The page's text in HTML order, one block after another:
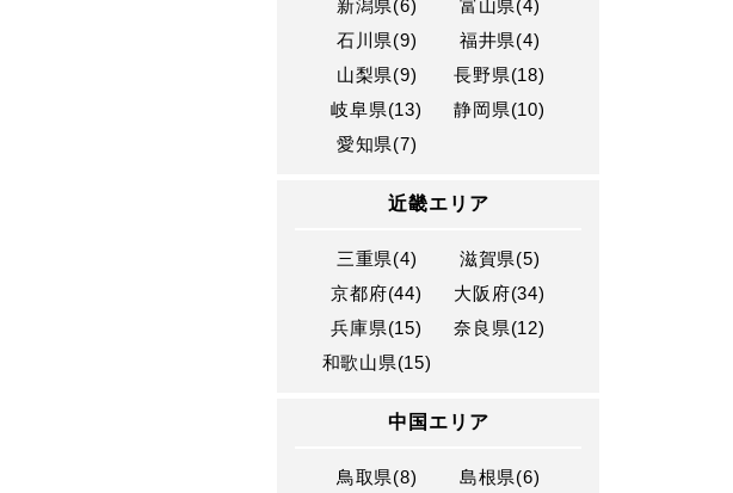
新潟県(6)
富山県(4)
石川県(9)
福井県(4)
山梨県(9)
長野県(18)
岐阜県(13)
静岡県(10)
愛知県(7)
近畿エリア
三重県(4)
滋賀県(5)
京都府(44)
大阪府(34)
兵庫県(15)
奈良県(12)
和歌山県(15)
中国エリア
鳥取県(8)
島根県(6)